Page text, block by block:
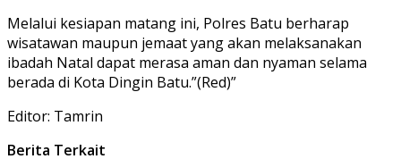
Melalui kesiapan matang ini, Polres Batu berharap
wisatawan maupun jemaat yang akan melaksanakan
ibadah Natal dapat merasa aman dan nyaman selama
berada di Kota Dingin Batu.”(Red)”
Editor: Tamrin
Berita Terkait